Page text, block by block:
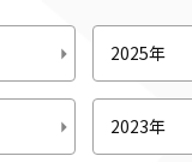
2025年
2023年